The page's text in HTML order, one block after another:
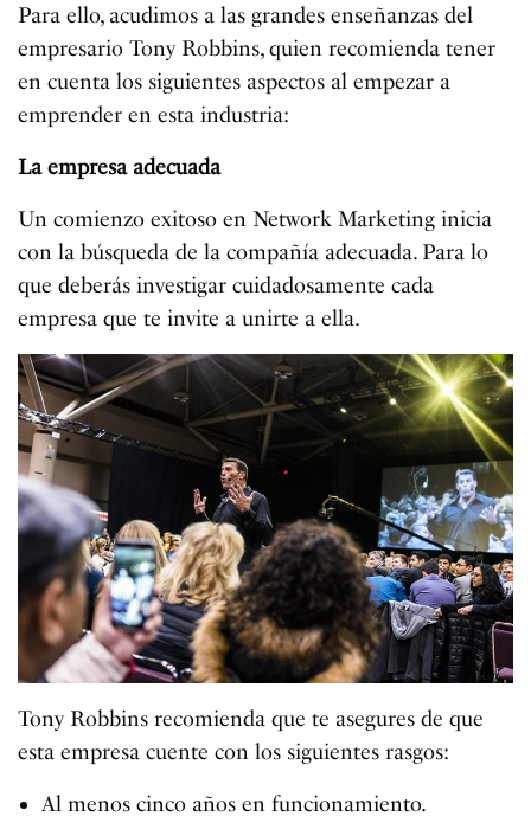
Para ello, acudimos a las grandes enseñanzas del
empresario Tony Robbins, quien recomienda tener
en cuenta los siguientes aspectos al empezar a
emprender en esta industria:
La empresa adecuada
Un comienzo exitoso en Network Marketing inicia
con la búsqueda de la compañía adecuada. Para lo
que deberás investigar cuidadosamente cada
empresa que te invite a unirte a ella.
Tony Robbins recomienda que te asegures de que
esta empresa cuente con los siguientes rasgos:
Al menos cinco años en funcionamiento.